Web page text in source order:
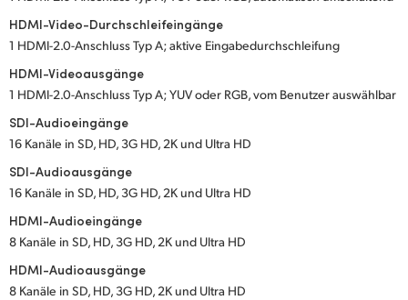
HDMI-Video-Durchschleifeingänge
1 HDMI-2.0-Anschluss Typ A; aktive Eingabedurchschleifung
HDMI-Videoausgänge
1 HDMI-2.0-Anschluss Typ A; YUV oder RGB, vom Benutzer auswählbar
SDI-Audioeingänge
16 Kanäle in SD, HD, 3G HD, 2K und Ultra HD
SDI-Audioausgänge
16 Kanäle in SD, HD, 3G HD, 2K und Ultra HD
HDMI-Audioeingänge
8 Kanäle in SD, HD, 3G HD, 2K und Ultra HD
HDMI-Audioausgänge
8 Kanäle in SD, HD, 3G HD, 2K und Ultra HD